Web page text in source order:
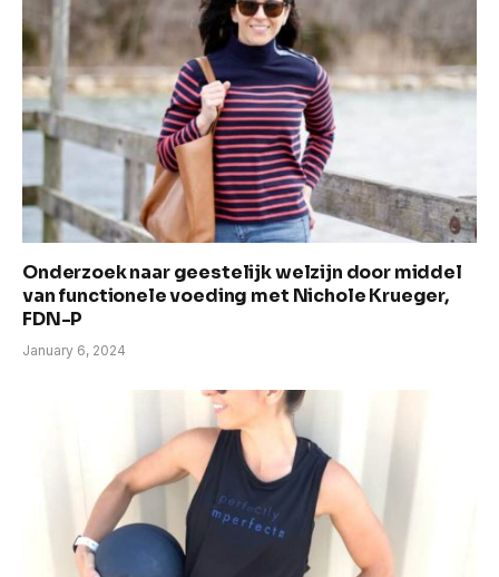
Onderzoek naar geestelijk welzijn door middel
van functionele voeding met Nichole Krueger,
FDN-P
January 6, 2024